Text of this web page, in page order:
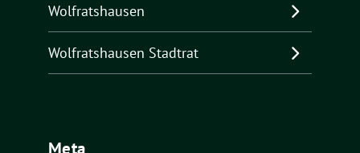
Wolfratshausen
Wolfratshausen Stadtrat